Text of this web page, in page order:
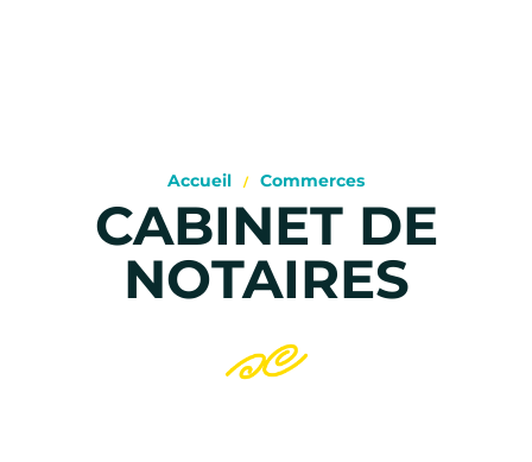
Accueil Commerces
CABINET DE
NOTAIRES